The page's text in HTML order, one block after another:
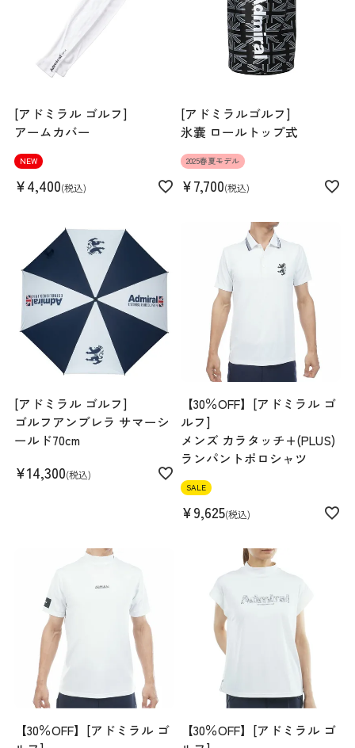
[アドミラル ゴルフ]
アームカバー
NEW
¥4,400 税込
[アドミラルゴルフ]
氷嚢 ロールトップ式
2025春夏モデル
¥7,700 税込
[アドミラル ゴルフ]
ゴルフアンブレラ サマーシ
ールド70cm
¥14,300 税込
【30％OFF】[アドミラル ゴ
ルフ]
メンズ カラタッチ+(PLUS)
ランパントポロシャツ
SALE
¥9,625 税込
【30％OFF】[アドミラル ゴ
【30％OFF】[アドミラル ゴ